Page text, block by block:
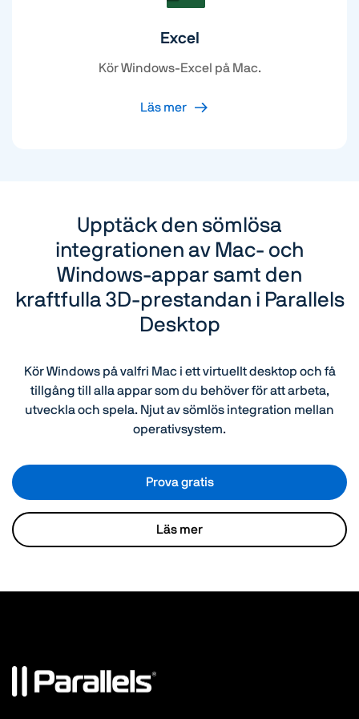
Excel
Kör Windows-Excel på Mac.
Läs mer
Upptäck den sömlösa
integrationen av Mac- och
Windows-appar samt den
kraftfulla 3D-prestandan i Parallels
Desktop
Kör Windows på valfri Mac i ett virtuellt desktop och få
tillgång till alla appar som du behöver för att arbeta,
utveckla och spela. Njut av sömlös integration mellan
operativsystem.
Prova gratis
Läs mer